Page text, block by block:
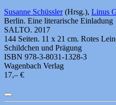
Susanne Schüssler(Hrsg.), Linus
Berlin. Eine literarische Einladung
SALTO. 2017
144 Seiten. 11 x 21 cm. Rotes
Schildchen und Prägung
ISBN 978-3-8031-1328-3
Wagenbach Verlag
17,– €